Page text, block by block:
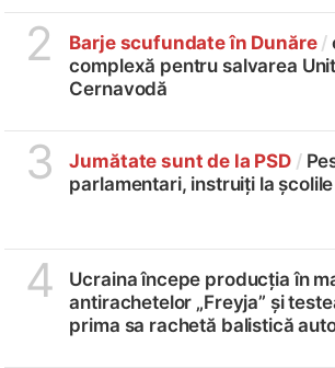
2 Barje scufundate în Dunăre /
complexă pentru salvarea
Cernavodă
3 Jumătate sunt de la PSD /
parlamentari, instruiți la școlile
4
Ucraina începe producția în
antirachetelor „Freyja” și
prima sa rachetă balistică